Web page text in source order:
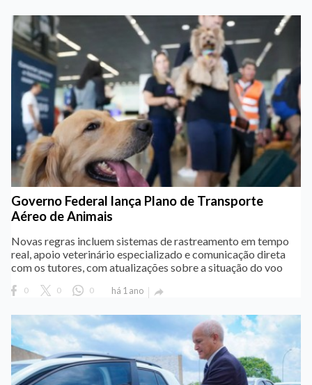
Governo Federal lança Plano de Transporte
Aéreo de Animais
Novas regras incluem sistemas de rastreamento em tempo
real, apoio veterinário especializado e comunicação direta
com os tutores, com atualizações sobre a situação do voo
0 0 0 há 1 ano 